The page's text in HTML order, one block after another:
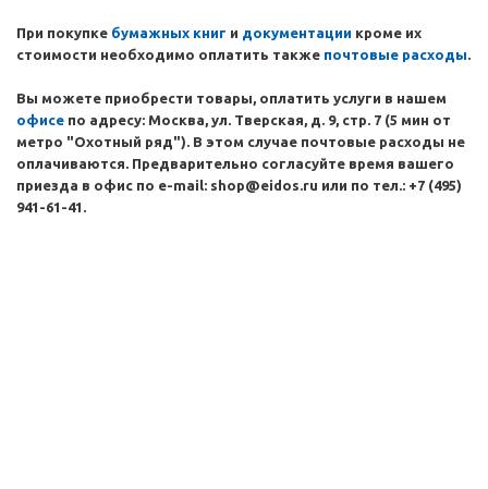
При покупке бумажных книг и документации кроме их
стоимости необходимо оплатить также почтовые расходы.
Вы можете приобрести товары, оплатить услуги в нашем
офисе по адресу: Москва, ул. Тверская, д. 9, стр. 7 (5 мин от
метро "Охотный ряд"). В этом случае почтовые расходы не
оплачиваются. Предварительно согласуйте время вашего
приезда в офис по e-mail: shop@eidos.ru или по тел.: +7 (495)
941-61-41.